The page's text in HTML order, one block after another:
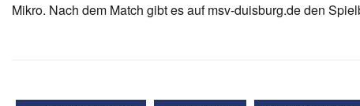
Mikro. Nach dem Match gibt es auf msv-duisburg.de den